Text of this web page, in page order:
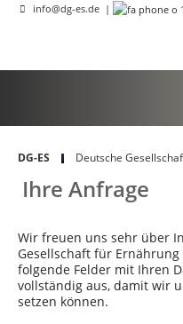
info@dg-es.de |
DG-ES Deutsche
Ihre Anfrage
Wir freuen uns sehr über
Gesellschaft für
folgende Felder mit Ihren
vollständig aus, damit wir
setzen können.